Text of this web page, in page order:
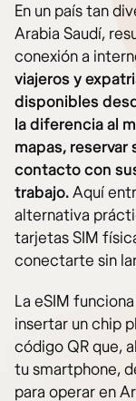
En un país tan
Arabia Saudí,
conexión a
viajeros y
disponibles
la diferencia al
mapas,
contacto con
trabajo.Aquí
alternativa
tarjetas SIM
conectarte sin
La eSIM
insertar un chip
código QR que,
tu smartphone,
para operar en